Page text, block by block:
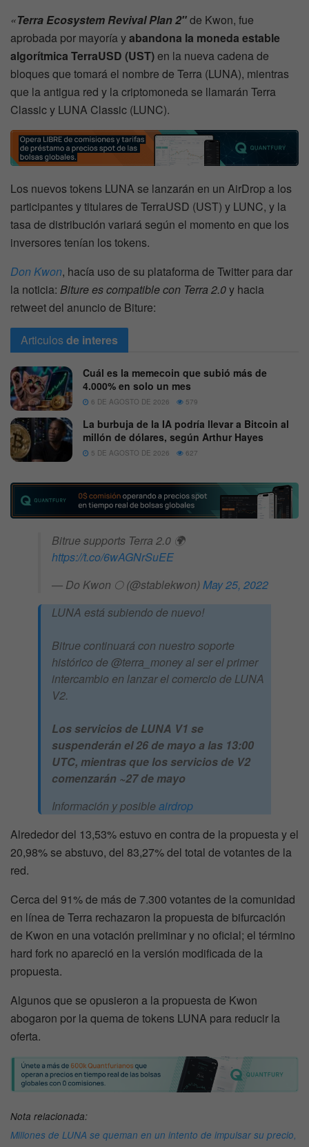
«Terra Ecosystem Revival Plan 2″de Kwon, fue
aprobada por mayoría yabandona la moneda estable
algorítmica TerraUSD (UST)en la nueva cadena de
bloques que tomará el nombre de Terra (LUNA), mientras
que la antigua red y la criptomoneda se llamarán Terra
Classic y LUNA Classic (LUNC).
Los nuevos tokens LUNA se lanzarán en un AirDrop a los
participantes y titulares de TerraUSD (UST) y LUNC, y la
tasa de distribución variará según el momento en que los
inversores tenían los tokens.
Don Kwon, hacía uso de su plataforma de Twitter para dar
la noticia: Biture es compatible con Terra 2.0y hacia
retweet del anuncio de Biture:
Articulosde interes
Cuál es la memecoin que subió más de
4.000% en solo un mes
6 DE AGOSTO DE 2026 579
La burbuja de la IA podría llevar a Bitcoin al
millón de dólares, según Arthur Hayes
5 DE AGOSTO DE 2026 627
Bitrue supports Terra 2.0 🌍
https://t.co/6wAGNrSuEE
— Do Kwon 🌕 (@stablekwon) May 25, 2022
LUNA está subiendo de nuevo!
Bitrue continuará con nuestro soporte
histórico de @terra_money al ser el primer
intercambio en lanzar el comercio de LUNA
V2.
Los servicios de LUNA V1 se
suspenderán el 26 de mayo a las 13:00
UTC, mientras que los servicios de V2
comenzarán ~27 de mayo
Información y posible airdrop
Alrededor del 13,53% estuvo en contra de la propuesta y el
20,98% se abstuvo, del 83,27% del total de votantes de la
red.
Cerca del 91% de más de 7.300 votantes de la comunidad
en línea de Terra rechazaron la propuesta de bifurcación
de Kwon en una votación preliminar y no oficial; el término
hard fork no apareció en la versión modificada de la
propuesta.
Algunos que se opusieron a la propuesta de Kwon
abogaron por la quema de tokens LUNA para reducir la
oferta.
Nota relacionada:
Millones de LUNA se queman en un intento de impulsar su precio,